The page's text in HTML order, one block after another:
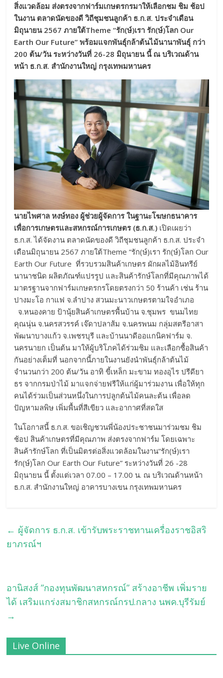
สิ่งแวดล้อม ส่งตรงจากฟาร์มเกษตรกรมาให้เลือกชม ชิม ช้อป
ในงาน ตลาดนัดของดี วิถีชุมชนลูกค้า ธ.ก.ส. ประจำเดือน
มิถุนายน 2567 ภายใต้Theme “รัก(ษ์)เรา รัก(ษ์)โลก Our
Earth Our Future” พร้อมแจกพันธุ์กล้าต้นไม้นานาพันธุ์ กว่า
200 ต้น/วัน ระหว่างวันที่ 26-28 มิถุนายน นี้ ณ บริเวณด้าน
หน้า ธ.ก.ส. สำนักงานใหญ่ กรุงเทพมหานคร
นายไพศาล หงษ์ทอง ผู้ช่วยผู้จัดการ ในฐานะโฆษกธนาคาร
เพื่อการเกษตรและสหกรณ์การเกษตร(ธ.ก.ส.) เปิดเผยว่า
ธ.ก.ส. ได้จัดงาน ตลาดนัดของดี วิถีชุมชนลูกค้า ธ.ก.ส. ประจำ
เดือนมิถุนายน 2567 ภายใต้Theme “รัก(ษ์)เรา รัก(ษ์)โลก Our
Earth Our Future ที่รวบรวมสินค้าเกษตร ผักผลไม้อินทรีย์
นานาชนิด ผลิตภัณฑ์แปรรูป และสินค้ารักษ์โลกที่มีคุณภาพได้
มาตรฐานจากฟาร์มเกษตรกรโดยตรงกว่า 50 ร้านค้า เช่น ร้าน
ปางมะโอ กาแฟ จ.ลำปาง สวนมะนาวเกษตรตามใจอำเภอ
จ.หนองคาย ป้านุ้ยสินค้าเกษตรพื้นบ้าน จ.ชุมพร ขนมไทย
คุณนุ่น จ.นครสวรรค์ เจ๊ดาปลาส้ม จ.นครพนม กลุ่มสตรีอาสา
พัฒนาบางแก้ว จ.เพชรบุรี และบ้านนาดีออแกนิคฟาร์ม จ.
นครนายก เป็นต้น มาให้ผู้บริโภคได้ร่วมชิม และเลือกซื้อสินค้า
กันอย่างเต็มที่ นอกจากนี้ภายในงานยังนำพันธุ์กล้าต้นไม้
จำนวนกว่า 200 ต้น/วัน อาทิ ขี้เหล็ก มะขาม ทองอุไร ปรีดียา
ธร จากกรมป่าไม้ มาแจกจ่ายฟรีให้แก่ผู้มาร่วมงาน เพื่อให้ทุก
คนได้ร่วมเป็นส่วนหนึ่งในการปลูกต้นไม้คนละต้น เพื่อลด
ปัญหามลพิษ เพิ่มพื้นที่สีเขียว และอากาศที่สดใส
ในโอกาสนี้ ธ.ก.ส. ขอเชิญชวนพี่น้องประชาชนมาร่วมชม ชิม
ช้อป สินค้าเกษตรที่มีคุณภาพ ส่งตรงจากฟาร์ม โดยเฉพาะ
สินค้ารักษ์โลก ที่เป็นมิตรต่อสิ่งแวดล้อมในงาน“รัก(ษ์)เรา
รัก(ษ์)โลก Our Earth Our Future” ระหว่างวันที่ 26 -28
มิถุนายน นี้ ตั้งแต่เวลา 07.00 – 17.00 น. ณ บริเวณด้านหน้า
ธ.ก.ส. สำนักงานใหญ่ อาคารบางเขน กรุงเทพมหานคร
← ผู้จัดการ ธ.ก.ส. เข้ารับพระราชทานเครื่องราชอิสริ
ยาภรณ์ฯ
อานิสงส์ ”กองทุนพัฒนาสหกรณ์” สร้างอาชีพ เพิ่มราย
ได้ เสริมแกร่งสมาชิกสหกรณ์กรป.กลาง นพค.บุรีรัมย์
→
Live Online